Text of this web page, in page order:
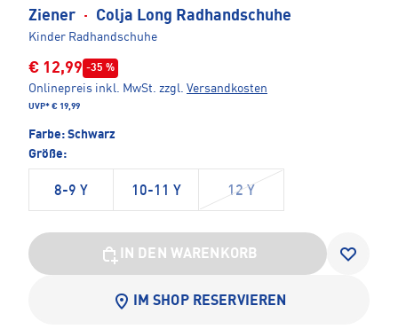
Ziener · Colja Long Radhandschuhe
Kinder Radhandschuhe
€ 12,99 -35 %
Onlinepreis inkl. MwSt. zzgl. Versandkosten
UVP* € 19,99
Farbe: Schwarz
Größe:
8-9 Y 10-11 Y 12 Y
IN DEN WARENKORB
IM SHOP RESERVIEREN